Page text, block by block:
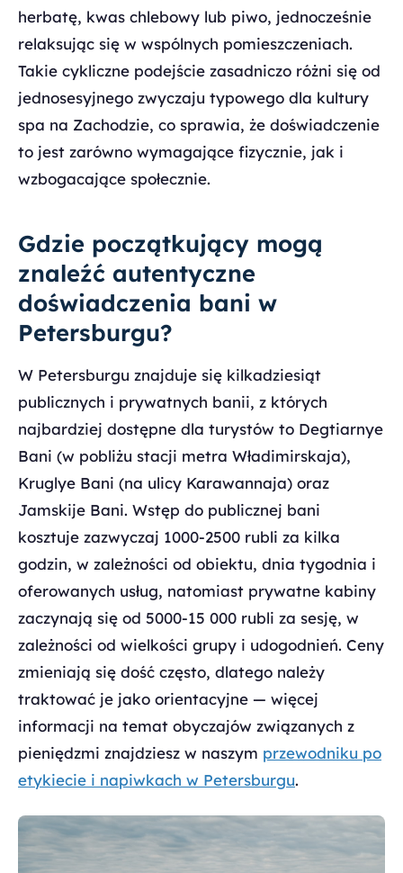
herbatę, kwas chlebowy lub piwo, jednocześnie
relaksując się w wspólnych pomieszczeniach.
Takie cykliczne podejście zasadniczo różni się od
jednosesyjnego zwyczaju typowego dla kultury
spa na Zachodzie, co sprawia, że doświadczenie
to jest zarówno wymagające fizycznie, jak i
wzbogacające społecznie.
Gdzie początkujący mogą
znaleźć autentyczne
doświadczenia bani w
Petersburgu?
W Petersburgu znajduje się kilkadziesiąt
publicznych i prywatnych banii, z których
najbardziej dostępne dla turystów to Degtiarnye
Bani (w pobliżu stacji metra Władimirskaja),
Kruglye Bani (na ulicy Karawannaja) oraz
Jamskije Bani. Wstęp do publicznej bani
kosztuje zazwyczaj 1000-2500 rubli za kilka
godzin, w zależności od obiektu, dnia tygodnia i
oferowanych usług, natomiast prywatne kabiny
zaczynają się od 5000-15 000 rubli za sesję, w
zależności od wielkości grupy i udogodnień. Ceny
zmieniają się dość często, dlatego należy
traktować je jako orientacyjne — więcej
informacji na temat obyczajów związanych z
pieniędzmi znajdziesz w naszym przewodniku po
etykiecie i napiwkach w Petersburgu.